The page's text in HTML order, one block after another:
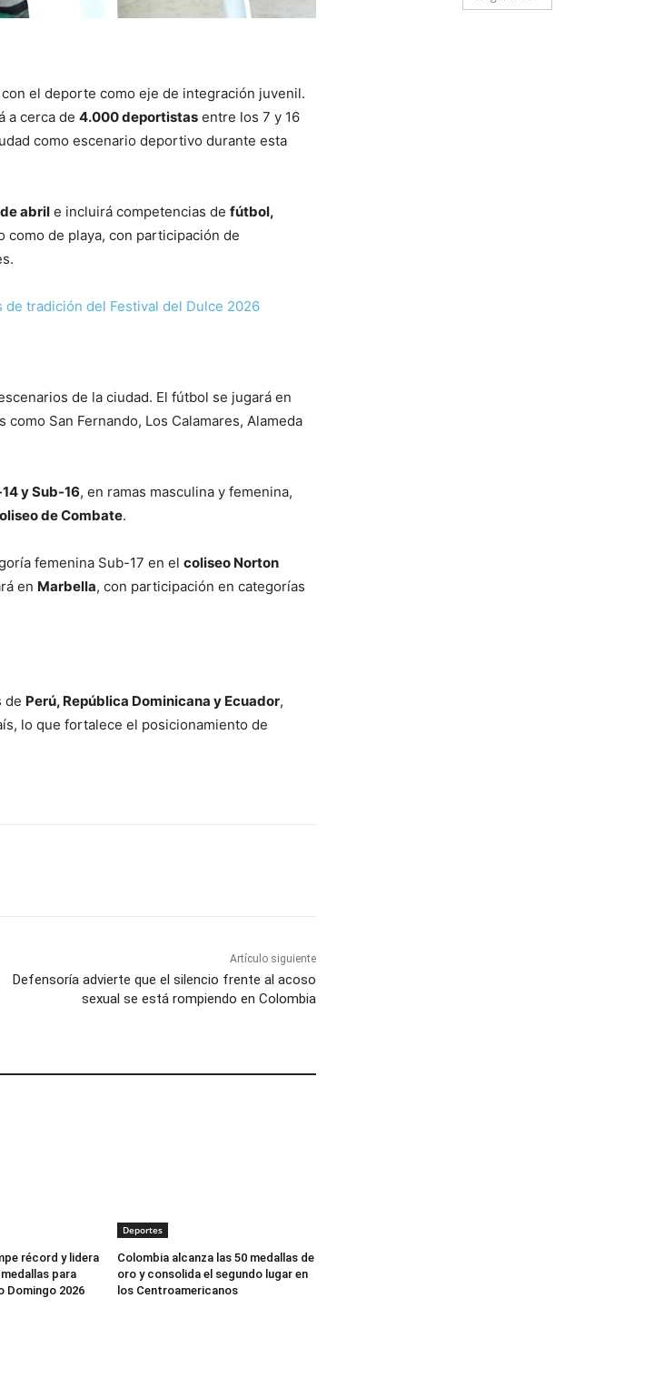
el deporte como eje de integración juvenil.
a cerca de 4.000 deportistas entre los 7 y 16
como escenario deportivo durante esta
abril e incluirá competencias de fútbol,
como de playa, con participación de
tradición del Festival del Dulce 2026
de la ciudad. El fútbol se jugará en
como San Fernando, Los Calamares, Alameda
y Sub-16, en ramas masculina y femenina,
de Combate.
femenina Sub-17 en el coliseo Norton
en Marbella, con participación en categorías
de Perú, República Dominicana y Ecuador,
lo que fortalece el posicionamiento de
Artículo siguiente
Defensoría advierte que el silencio frente al acoso
sexual se está rompiendo en Colombia
récord y lidera
para
Domingo 2026
Deportes
Colombia alcanza las 50 medallas de
oro y consolida el segundo lugar en
los Centroamericanos